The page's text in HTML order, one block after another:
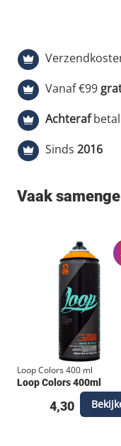
(geweest) voor velen. VINO – GRAN RESERVA
gaat over het
VINO TSK tussen
onderdeel van de
pages Hardcover Format 29.7 x 21 cm Coral Book
Vanaf €99
Achteraf
Sinds 2016
Vaak
Loop Colors 400 ml
Loop Colors 400ml
4,30